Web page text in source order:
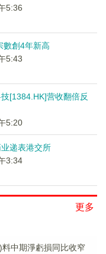
5:36
數創4年新高
5:43
技[1384.HK]营收翻倍反
5:20
业递表港交所
3:34
更多
料中期淨虧損同比收窄